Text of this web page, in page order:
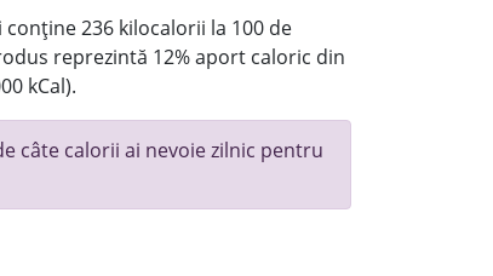
236 kilocalorii la 100 de
reprezintă 12% aport caloric din
kCal).
câte calorii ai nevoie zilnic pentru